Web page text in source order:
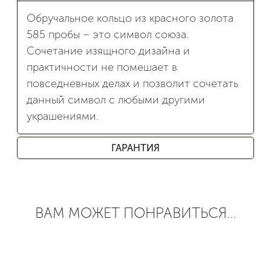
Обручальное кольцо из красного золота
585 пробы – это символ союза.
Сочетание изящного дизайна и
практичности не помешает в
повседневных делах и позволит сочетать
данный символ с любыми другими
украшениями.
ГАРАНТИЯ
ВАМ МОЖЕТ ПОНРАВИТЬСЯ...